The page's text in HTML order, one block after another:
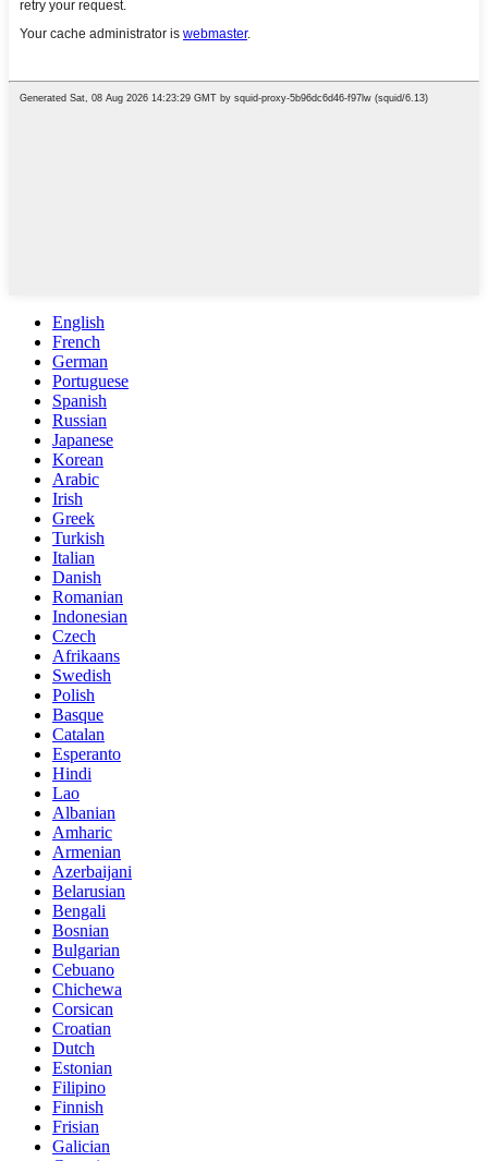
English
French
German
Portuguese
Spanish
Russian
Japanese
Korean
Arabic
Irish
Greek
Turkish
Italian
Danish
Romanian
Indonesian
Czech
Afrikaans
Swedish
Polish
Basque
Catalan
Esperanto
Hindi
Lao
Albanian
Amharic
Armenian
Azerbaijani
Belarusian
Bengali
Bosnian
Bulgarian
Cebuano
Chichewa
Corsican
Croatian
Dutch
Estonian
Filipino
Finnish
Frisian
Galician